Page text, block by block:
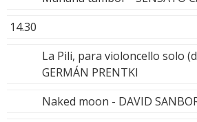
14.30
La Pili, para violoncello solo
GERMÁN PRENTKI
Naked moon - DAVID